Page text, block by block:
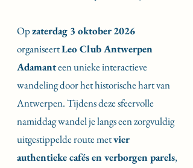
Opzaterdag 3 oktober 2026
organiseertLeo Club Antwerpen
Adamanteen unieke interactieve
wandeling door het historische hart van
Antwerpen. Tijdens deze sfeervolle
namiddag wandel je langs een zorgvuldig
uitgestippelde route metvier
authentieke cafés en verborgen parels,